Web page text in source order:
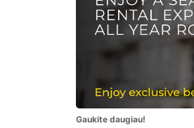
Gaukite daugiau!